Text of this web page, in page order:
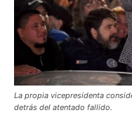
La propia vicepresidenta
detrás del atentado fallido.